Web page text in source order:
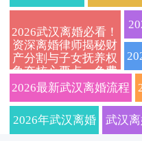
流程指南：协
议离婚、诉讼
离婚、财产分
割、子女抚养
权威指
与抚养
解决
2026武汉离婚必看！
资深离婚律师揭秘财
产分割与子女抚养权
争夺核心要点，免费
咨询通道限时开启
律
流
2026最新武汉离婚流程
及费用标准，专业武汉
2026年武汉离婚 武汉